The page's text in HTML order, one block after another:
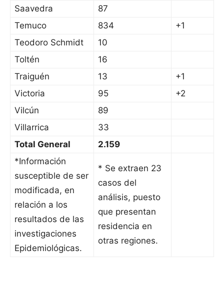
Saavedra
87
Temuco
834
+1
Teodoro Schmidt
10
Toltén
16
Traiguén
13
+1
Victoria
95
+2
Vilcún
89
Villarrica
33
Total General
2.159
*Información
susceptible de ser
modificada, en
relación a los
resultados de las
investigaciones
Epidemiológicas.
* Se extraen 23
casos del
análisis, puesto
que presentan
residencia en
otras regiones.